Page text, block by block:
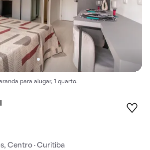
para alugar, 1 quarto.
Centro · Curitiba